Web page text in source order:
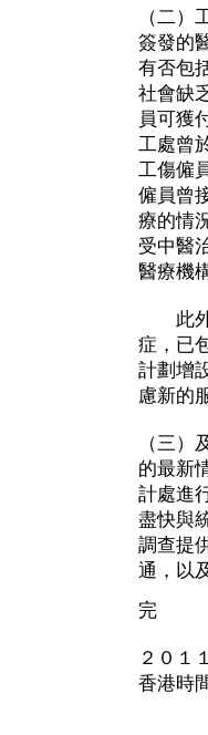
（二
簽發的
有否包
社會缺
員可獲
工處曾
工傷僱
僱員曾
療的情
受中醫
醫療機
此外
症，已
計劃增
慮新的
（三
的最新
計處進
盡快與
調查提
通，以
完
２０１
香港時